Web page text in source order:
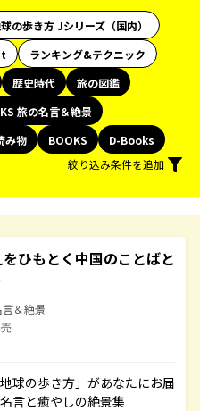
の歩き方 Jシリーズ（国内）
ランキング&テクニック
歴史時代
旅の図鑑
旅の名言＆絶景
み物 BOOKS
D-Books
絞り込み条件を追加
ひもとく中国のことばと
＆絶景
球の歩き方」があなたにお届
言と癒やしの絶景集